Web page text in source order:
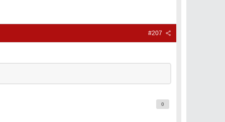
#207
0